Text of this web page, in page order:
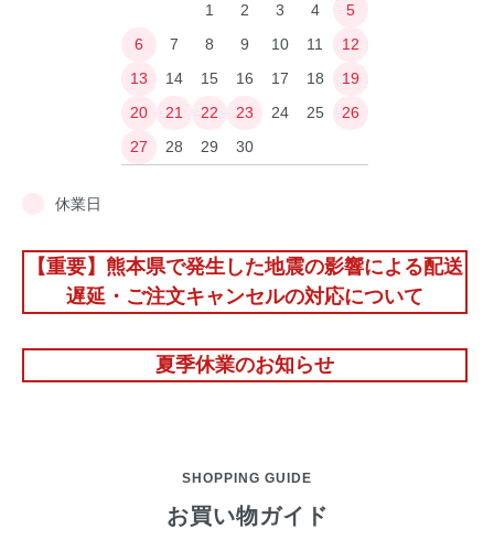
1
2 3 4
5
6
7 8 9 10 11
12
13
14 15 16 17 18
19
20
21 22 23 24 25
26
27
28 29 30
休業日
【重要】熊本県で発生した地震の影響による配送
遅延・ご注文キャンセルの対応について
夏季休業のお知らせ
SHOPPING GUIDE
お買い物ガイド